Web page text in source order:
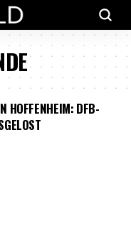
HOFFENHEIM: DFB-